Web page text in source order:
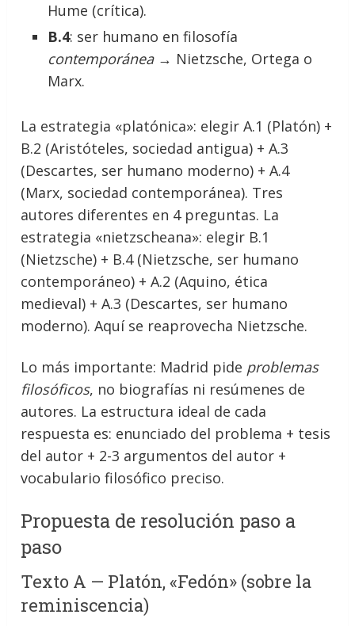
Hume (crítica).
B.4: ser humano en filosofía
contemporánea→ Nietzsche, Ortega o
Marx.
La estrategia «platónica»: elegir A.1 (Platón) +
B.2 (Aristóteles, sociedad antigua) + A.3
(Descartes, ser humano moderno) + A.4
(Marx, sociedad contemporánea). Tres
autores diferentes en 4 preguntas. La
estrategia «nietzscheana»: elegir B.1
(Nietzsche) + B.4 (Nietzsche, ser humano
contemporáneo) + A.2 (Aquino, ética
medieval) + A.3 (Descartes, ser humano
moderno). Aquí se reaprovecha Nietzsche.
Lo más importante: Madrid pide problemas
filosóficos, no biografías ni resúmenes de
autores. La estructura ideal de cada
respuesta es: enunciado del problema + tesis
del autor + 2-3 argumentos del autor +
vocabulario filosófico preciso.
Propuesta de resolución paso a
paso
Texto A — Platón, «Fedón» (sobre la
reminiscencia)